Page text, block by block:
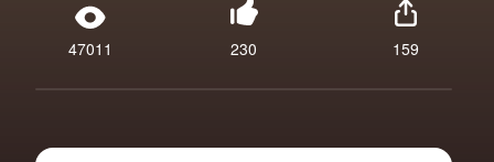
47011 230 159